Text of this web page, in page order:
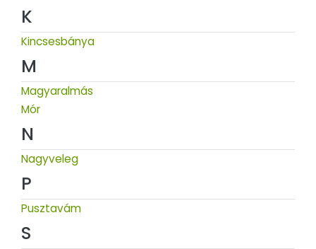
K
Kincsesbánya
M
Magyaralmás
Mór
N
Nagyveleg
P
Pusztavám
S